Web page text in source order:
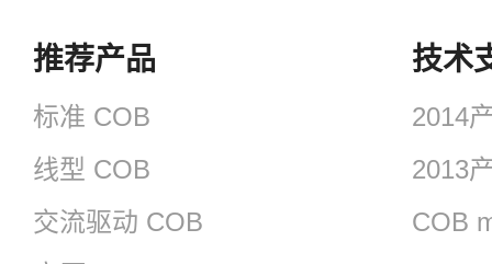
推荐产品
标准 COB
线型 COB
交流驱动 COB
技术
2014
2013
COB